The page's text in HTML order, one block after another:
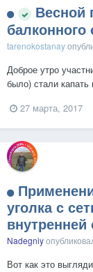
Весной
балконного
tarenokostanay
Доброе утро
было) стали
в 0,1 мм
обоины капельки
часов в 5 вечер...
27 марта, 2017
уголка с
внутренней
Nadegniy
Вот как это